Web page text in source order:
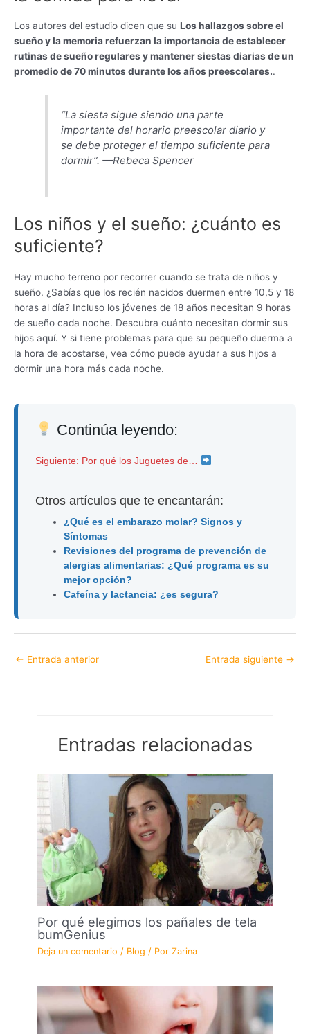
Los autores del estudio dicen que su Los hallazgos sobre el
sueño y la memoria refuerzan la importancia de establecer
rutinas de sueño regulares y mantener siestas diarias de un
promedio de 70 minutos durante los años preescolares..
“La siesta sigue siendo una parte
importante del horario preescolar diario y
se debe proteger el tiempo suficiente para
dormir”. —Rebeca Spencer
Los niños y el sueño: ¿cuánto es
suficiente?
Hay mucho terreno por recorrer cuando se trata de niños y
sueño. ¿Sabías que los recién nacidos duermen entre 10,5 y 18
horas al día? Incluso los jóvenes de 18 años necesitan 9 horas
de sueño cada noche. Descubra cuánto necesitan dormir sus
hijos aquí. Y si tiene problemas para que su pequeño duerma a
la hora de acostarse, vea cómo puede ayudar a sus hijos a
dormir una hora más cada noche.
Continúa leyendo:
Siguiente: Por qué los Juguetes de…
Otros artículos que te encantarán:
¿Qué es el embarazo molar? Signos y
Síntomas
Revisiones del programa de prevención de
alergias alimentarias: ¿Qué programa es su
mejor opción?
Cafeína y lactancia: ¿es segura?
← Entrada anterior Entrada siguiente →
Entradas relacionadas
Por qué elegimos los pañales de tela
bumGenius
Deja un comentario / Blog / PorZarina